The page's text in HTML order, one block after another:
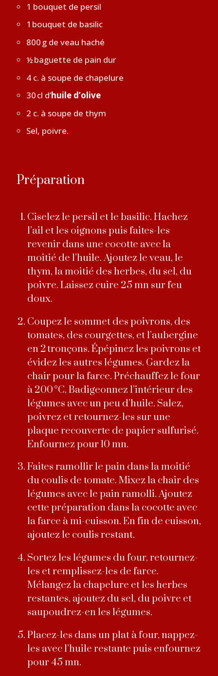
1 bouquet de persil
1 bouquet de basilic
800 g de veau haché
½ baguette de pain dur
4 c. à soupe de chapelure
30 cl d’huile d’olive
2 c. à soupe de thym
Sel, poivre.
Préparation
Ciselez le persil et le basilic. Hachez
l’ail et les oignons puis faites-les
revenir dans une cocotte avec la
moitié de l’huile. Ajoutez le veau, le
thym, la moitié des herbes, du sel, du
poivre. Laissez cuire 25 mn sur feu
doux.
Coupez le sommet des poivrons, des
tomates, des courgettes, et l’aubergine
en 2 tronçons. Épépinez les poivrons et
évidez les autres légumes. Gardez la
chair pour la farce. Préchauffez le four
à 200 °C. Badigeonnez l’intérieur des
légumes avec un peu d’huile. Salez,
poivrez et retournez-les sur une
plaque recouverte de papier sulfurisé.
Enfournez pour 10 mn.
Faites ramollir le pain dans la moitié
du coulis de tomate. Mixez la chair des
légumes avec le pain ramolli. Ajoutez
cette préparation dans la cocotte avec
la farce à mi-cuisson. En fin de cuisson,
ajoutez le coulis restant.
Sortez les légumes du four, retournez-
les et remplissez-les de farce.
Mélangez la chapelure et les herbes
restantes, ajoutez du sel, du poivre et
saupoudrez-en les légumes.
Placez-les dans un plat à four, nappez-
les avec l’huile restante puis enfournez
pour 45 mn.